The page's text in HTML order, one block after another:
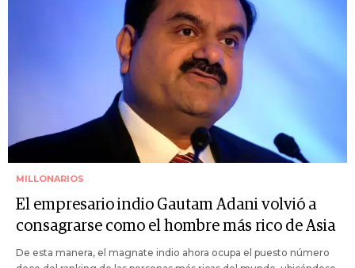
MILLONARIOS
El empresario indio Gautam Adani volvió a
consagrarse como el hombre más rico de Asia
De esta manera, el magnate indio ahora ocupa el puesto número